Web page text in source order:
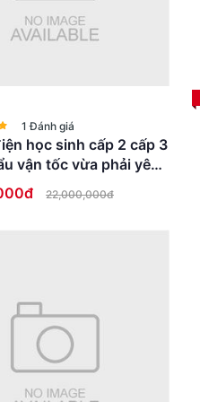
1 Đánh giá
học sinh cấp 2 cấp 3
vận tốc vừa phải yên
22,000,000đ